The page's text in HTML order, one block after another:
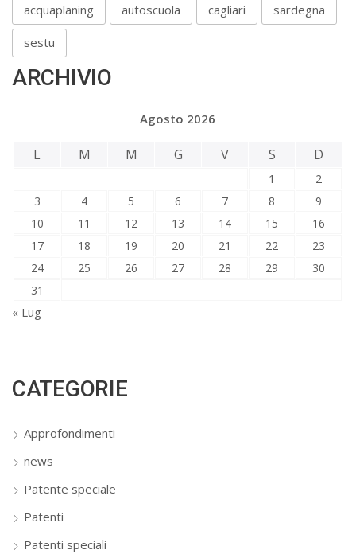
acquaplaning autoscuola cagliari sardegna
sestu
ARCHIVIO
Agosto 2026
L M M G V S D
1
2
3
4 5 6 7 8
9
10
11 12 13 14 15
16
17
18 19 20 21 22
23
24
25 26 27 28 29
30
31
« Lug
CATEGORIE
Approfondimenti
news
Patente speciale
Patenti
Patenti speciali